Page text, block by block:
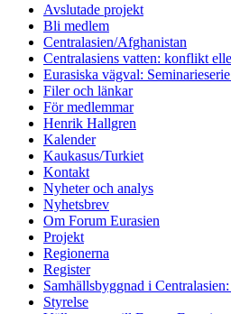
Avslutade projekt
Bli medlem
Centralasien/Afghanistan
Centralasiens vatten: konflikt
Eurasiska vägval:
Filer och länkar
För medlemmar
Henrik Hallgren
Kalender
Kaukasus/Turkiet
Kontakt
Nyheter och analys
Nyhetsbrev
Om Forum Eurasien
Projekt
Regionerna
Register
Samhällsbyggnad i
Styrelse